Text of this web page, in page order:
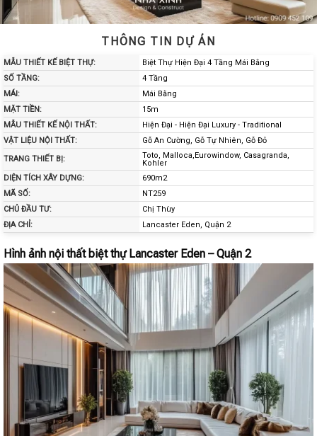
THÔNG TIN DỰ ÁN
MẪU THIẾT KẾ BIỆT THỰ:
Biệt Thự Hiện Đại 4 Tầng Mái Bằng
SỐ TẦNG:
4 Tầng
MÁI:
Mái Bằng
MẶT TIỀN:
15m
MẪU THIẾT KẾ NỘI THẤT:
Hiện Đại - Hiện Đại Luxury - Traditional
VẬT LIỆU NỘI THẤT:
Gỗ An Cường, Gỗ Tự Nhiên, Gỗ Đỏ
TRANG THIẾT BỊ:
Toto, Malloca,Eurowindow, Casagranda,
Kohler
DIỆN TÍCH XÂY DỰNG:
690m2
MÃ SỐ:
NT259
CHỦ ĐẦU TƯ:
Chị Thùy
ĐỊA CHỈ:
Lancaster Eden, Quận 2
Hình ảnh nội thất biệt thự Lancaster Eden – Quận 2